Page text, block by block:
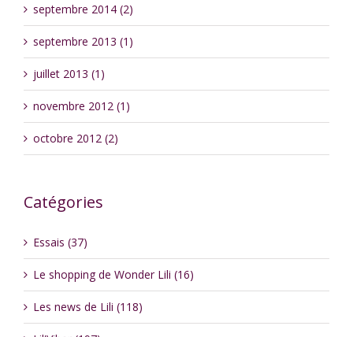
septembre 2014 (2)
septembre 2013 (1)
juillet 2013 (1)
novembre 2012 (1)
octobre 2012 (2)
Catégories
Essais (37)
Le shopping de Wonder Lili (16)
Les news de Lili (118)